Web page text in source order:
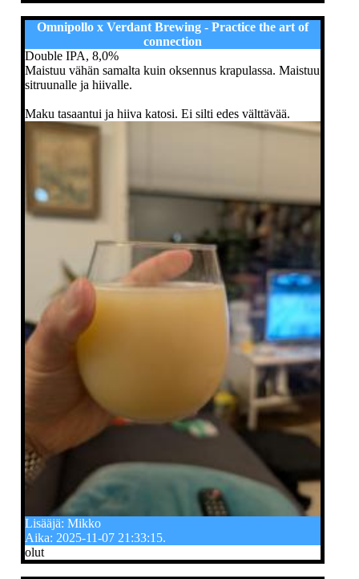
Omnipollo x Verdant Brewing - Practice the art of
connection
Double IPA, 8,0%
Maistuu vähän samalta kuin oksennus krapulassa. Maistuu
sitruunalle ja hiivalle.
Maku tasaantui ja hiiva katosi. Ei silti edes välttävää.
Lisääjä: Mikko
Aika: 2025-11-07 21:33:15.
olut